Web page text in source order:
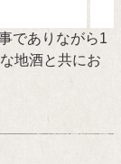
でありながら1
地酒と共にお